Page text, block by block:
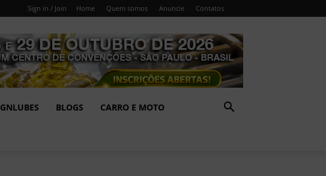
Sign in / Join Home Quem somos Anuncie Contatos
GNLUBES BLOGS CARRO E MOTO